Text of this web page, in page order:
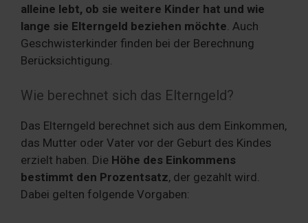
alleine lebt, ob sie weitere Kinder hat und wie
lange sie Elterngeld beziehen möchte. Auch
Geschwisterkinder finden bei der Berechnung
Berücksichtigung.
Wie berechnet sich das Elterngeld?
Das Elterngeld berechnet sich aus dem Einkommen,
das Mutter oder Vater vor der Geburt des Kindes
erzielt haben. Die Höhe des Einkommens
bestimmt den Prozentsatz, der gezahlt wird.
Dabei gelten folgende Vorgaben: